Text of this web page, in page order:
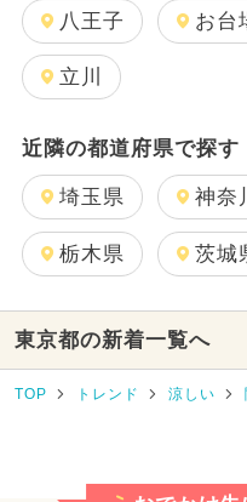
八王子 お台
立川
近隣の都道府県で探す
埼玉県 神奈
栃木県 茨城
東京都の新着一覧へ
TOP トレンド 涼しい